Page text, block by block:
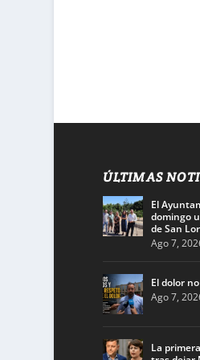
ÚLTIMAS
El
domingo
de San
Ago 7,
El dolor
Ago 7,
La